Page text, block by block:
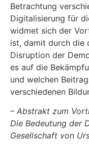
Betrachtung
Digitalisierung für
widmet sich der
ist, damit durch die
Disruption der
es auf die
und welchen
verschiedenen
– Abstrakt zum
Die Bedeutung der
Gesellschaft von